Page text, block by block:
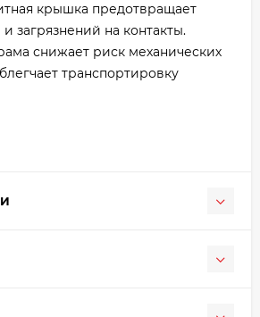
крышка предотвращает
загрязнений на контакты.
снижает риск механических
транспортировку